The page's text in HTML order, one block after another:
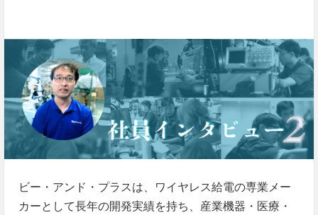
ビー・アンド・プラスは、ワイヤレス給電の専業メー
カーとして長年の開発実績を持ち、産業機器・医療・